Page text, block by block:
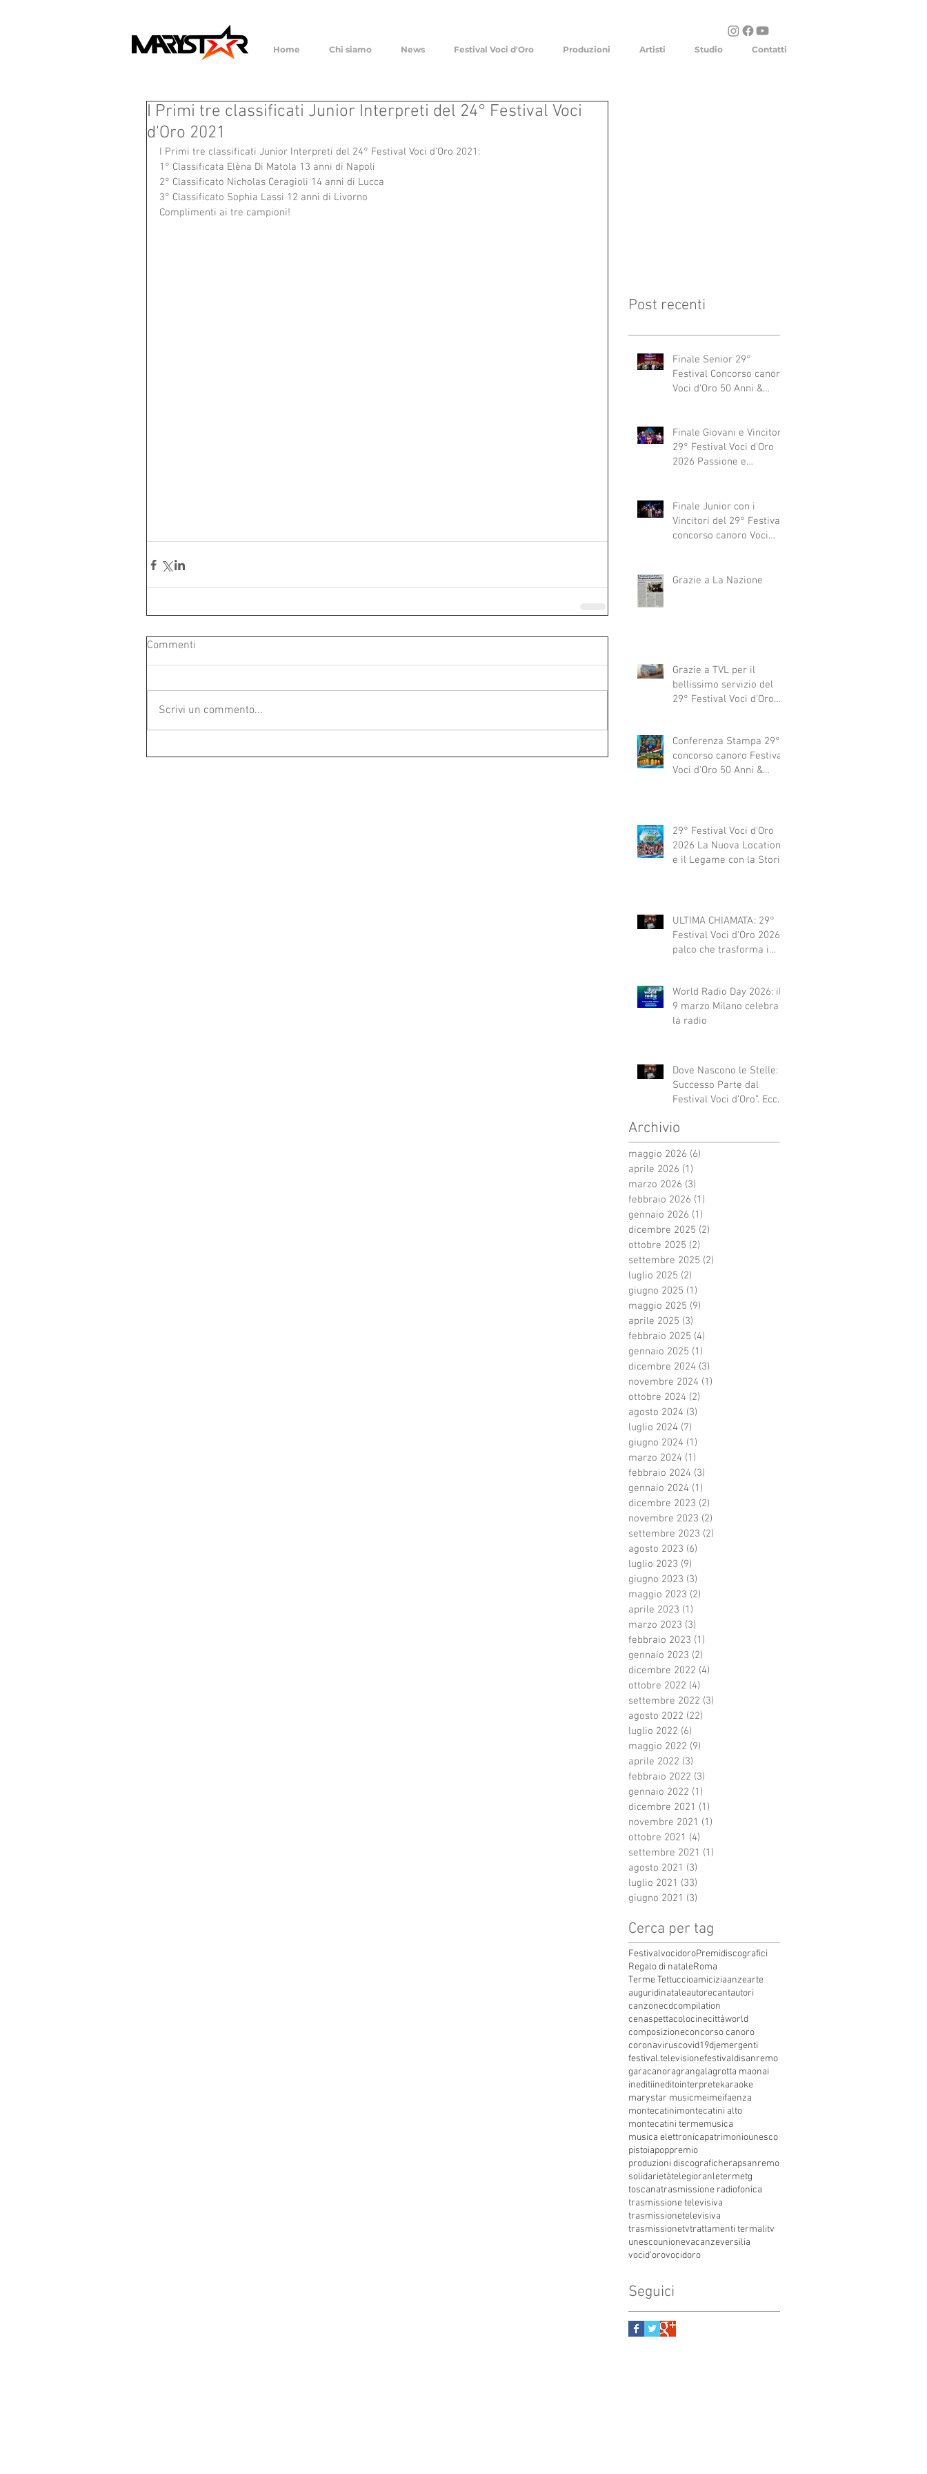
Home Chi siamo News Festival Voci d'Oro Produzioni Artisti Studio Contatti
I Primi tre classificati Junior Interpreti del 24° Festival Voci
d'Oro 2021
I Primi tre classificati Junior Interpreti del 24° Festival Voci d'Oro 2021:
1° Classificata Elèna Di Matola 13 anni di Napoli
2° Classificato Nicholas Ceragioli 14 anni di Lucca
3° Classificato Sophia Lassi 12 anni di Livorno
Complimenti ai tre campioni!
Commenti
Scrivi un commento...
Post recenti
Finale Senior 29°
Festival Concorso canoro
Voci d'Oro 50 Anni &
abbracciano"
Finale Giovani e Vincitori
29° Festival Voci d'Oro
2026 Passione e
Finale Junior con i
Vincitori del 29° Festival
concorso canoro Voci
Grazie a La Nazione
Grazie a TVL per il
bellissimo servizio del
29° Festival Voci d'Oro
Conferenza Stampa 29°
concorso canoro Festival
Voci d'Oro 50 Anni &
29° Festival Voci d'Oro
2026 La Nuova Location
e il Legame con la Storia
ULTIMA CHIAMATA: 29°
Festival Voci d'Oro 2026 Il
palco che trasforma i
World Radio Day 2026: il
9 marzo Milano celebra
la radio
Dove Nascono le Stelle: Il
Successo Parte dal
Festival Voci d’Oro”. Ecco
Archivio
maggio 2026 (6)
aprile 2026 (1)
marzo 2026 (3)
febbraio 2026 (1)
gennaio 2026 (1)
dicembre 2025 (2)
ottobre 2025 (2)
settembre 2025 (2)
luglio 2025 (2)
giugno 2025 (1)
maggio 2025 (9)
aprile 2025 (3)
febbraio 2025 (4)
gennaio 2025 (1)
dicembre 2024 (3)
novembre 2024 (1)
ottobre 2024 (2)
agosto 2024 (3)
luglio 2024 (7)
giugno 2024 (1)
marzo 2024 (1)
febbraio 2024 (3)
gennaio 2024 (1)
dicembre 2023 (2)
novembre 2023 (2)
settembre 2023 (2)
agosto 2023 (6)
luglio 2023 (9)
giugno 2023 (3)
maggio 2023 (2)
aprile 2023 (1)
marzo 2023 (3)
febbraio 2023 (1)
gennaio 2023 (2)
dicembre 2022 (4)
ottobre 2022 (4)
settembre 2022 (3)
agosto 2022 (22)
luglio 2022 (6)
maggio 2022 (9)
aprile 2022 (3)
febbraio 2022 (3)
gennaio 2022 (1)
dicembre 2021 (1)
novembre 2021 (1)
ottobre 2021 (4)
settembre 2021 (1)
agosto 2021 (3)
luglio 2021 (33)
giugno 2021 (3)
Cerca per tag
FestivalvocidoroPremidiscografici
Regalo di nataleRoma
Terme Tettuccioamiciziaanzearte
auguridinataleautorecantautori
canzonecdcompilation
cenaspettacolocinecittàworld
composizioneconcorso canoro
coronaviruscovid19djemergenti
festival.televisionefestivaldisanremo
garacanoragrangalagrotta maonai
ineditiineditointerpretekaraoke
marystar musicmeimeifaenza
montecatinimontecatini alto
montecatini termemusica
musica elettronicapatrimoniounesco
pistoiapoppremio
produzioni discograficherapsanremo
solidarietàtelegioranletermetg
toscanatrasmissione radiofonica
trasmissione televisiva
trasmissionetelevisiva
trasmissionetvtrattamenti termalitv
unescounionevacanzeversilia
vocid'orovocidoro
Seguici